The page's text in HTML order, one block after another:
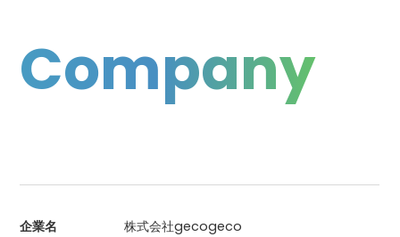
Company
企業名 株式会社gecogeco